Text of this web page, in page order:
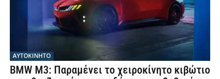
ΑΥΤΟΚΙΝΗΤΟ
BMW M3: Παραμένει το χειροκίνητο κιβώτιο